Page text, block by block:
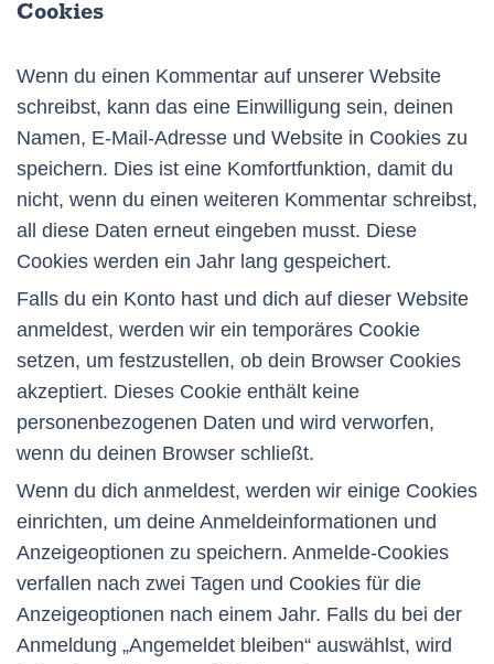
Cookies
Wenn du einen Kommentar auf unserer Website
schreibst, kann das eine Einwilligung sein, deinen
Namen, E-Mail-Adresse und Website in Cookies zu
speichern. Dies ist eine Komfortfunktion, damit du
nicht, wenn du einen weiteren Kommentar schreibst,
all diese Daten erneut eingeben musst. Diese
Cookies werden ein Jahr lang gespeichert.
Falls du ein Konto hast und dich auf dieser Website
anmeldest, werden wir ein temporäres Cookie
setzen, um festzustellen, ob dein Browser Cookies
akzeptiert. Dieses Cookie enthält keine
personenbezogenen Daten und wird verworfen,
wenn du deinen Browser schließt.
Wenn du dich anmeldest, werden wir einige Cookies
einrichten, um deine Anmeldeinformationen und
Anzeigeoptionen zu speichern. Anmelde-Cookies
verfallen nach zwei Tagen und Cookies für die
Anzeigeoptionen nach einem Jahr. Falls du bei der
Anmeldung „Angemeldet bleiben“ auswählst, wird